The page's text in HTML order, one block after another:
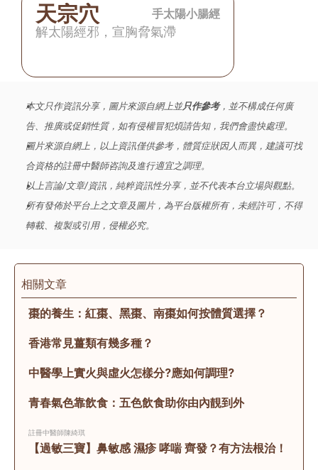
天宗穴 手太陽小腸經
解太陽經邪，宣胸脅氣滯
相關文章
棗的養生：紅棗、黑棗、南棗如何按體質選擇？
香港常見薑類有幾多種？
中醫學上實火與虛火怎樣分?應如何調理?
青春氣色靠飲食：五色飲食助你由內靚到外
註冊中醫師陳綺琪
【過敏三寶】鼻敏感 濕疹 哮喘 齊發？有方法根治！
本文只作資訊分享，圖片來源自網上並只作參考，並不構成任何廣
告、推廣或促銷性質，如有侵權冒犯煩請告知，我們會盡快處理。
圖片來源自網上，以上資訊僅供參考，體質症狀因人而異，建議可找
合資格的註冊中醫師咨詢及進行適宜之調理。
以上言論/文章/資訊，純粹資訊性分享，並不代表本台立場與觀點。
所有發佈於平台上之文章及圖片，為平台版權所有，未經許可，不得
轉載、複製或引用，侵權必究。